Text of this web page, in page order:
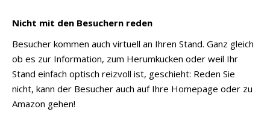
Nicht mit den Besuchern reden
Besucher kommen auch virtuell an Ihren Stand. Ganz gleich
ob es zur Information, zum Herumkucken oder weil Ihr
Stand einfach optisch reizvoll ist, geschieht: Reden Sie
nicht, kann der Besucher auch auf Ihre Homepage oder zu
Amazon gehen!